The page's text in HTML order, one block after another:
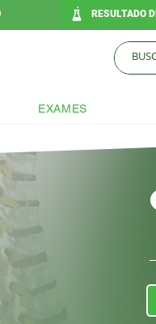
RESULTADO
EXAMES